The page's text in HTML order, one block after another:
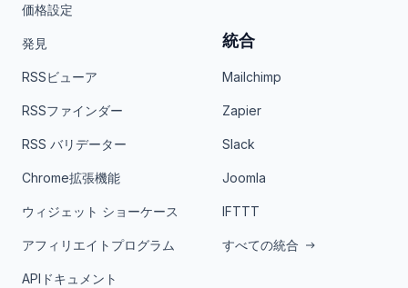
価格設定
発見
RSSビューア
RSSファインダー
RSS バリデーター
Chrome拡張機能
ウィジェット ショーケース
アフィリエイトプログラム
APIドキュメント
統合
Mailchimp
Zapier
Slack
Joomla
IFTTT
すべての統合